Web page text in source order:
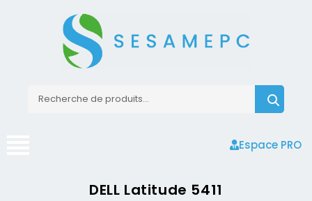
Espace PRO
DELL Latitude 5411